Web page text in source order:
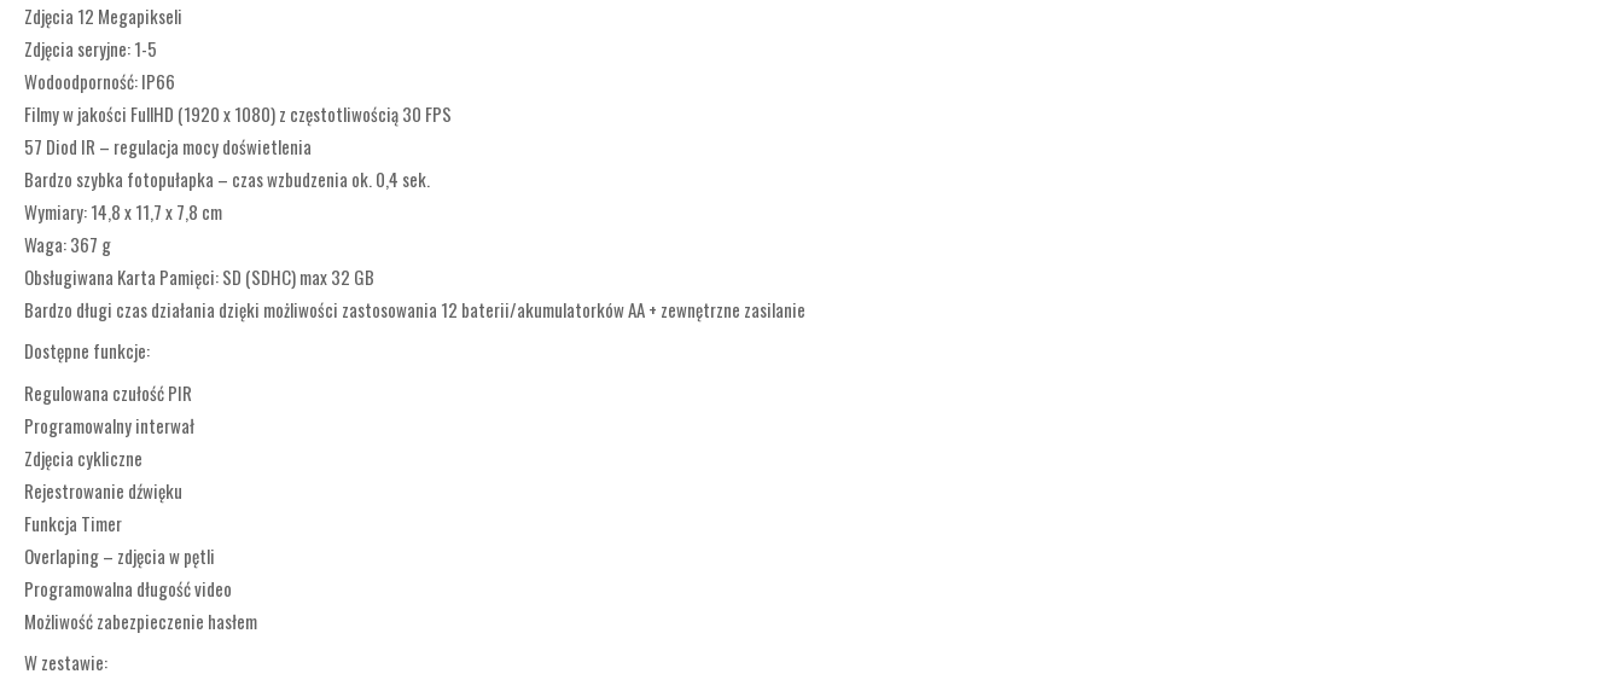
Zdjęcia 12 Megapikseli
Zdjęcia seryjne: 1-5
Wodoodporność: IP66
Filmy w jakości FullHD (1920 x 1080) z częstotliwością 30 FPS
57 Diod IR – regulacja mocy doświetlenia
Bardzo szybka fotopułapka – czas wzbudzenia ok. 0,4 sek.
Wymiary: 14,8 x 11,7 x 7,8 cm
Waga: 367 g
Obsługiwana Karta Pamięci: SD (SDHC) max 32 GB
Bardzo długi czas działania dzięki możliwości zastosowania 12 baterii/akumulatorków AA + zewnętrzne zasilanie
Dostępne funkcje:
Regulowana czułość PIR
Programowalny interwał
Zdjęcia cykliczne
Rejestrowanie dźwięku
Funkcja Timer
Overlaping – zdjęcia w pętli
Programowalna długość video
Możliwość zabezpieczenie hasłem
W zestawie: